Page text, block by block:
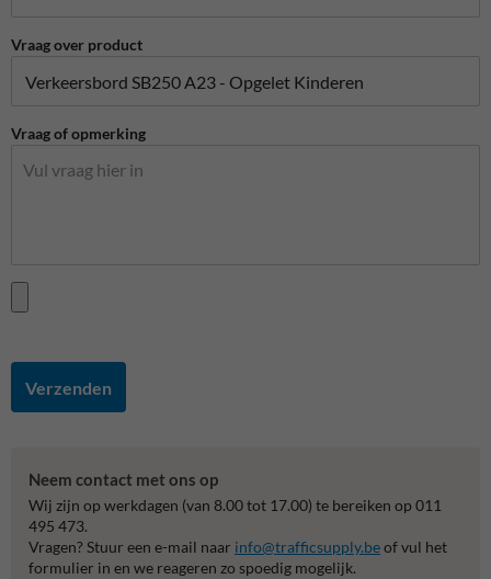
Vraag over product
Vraag of opmerking
Verzenden
Neem contact met ons op
Wij zijn op werkdagen (van 8.00 tot 17.00) te bereiken op 011
495 473.
Vragen? Stuur een e-mail naar info@trafficsupply.beof vul het
formulier in en we reageren zo spoedig mogelijk.